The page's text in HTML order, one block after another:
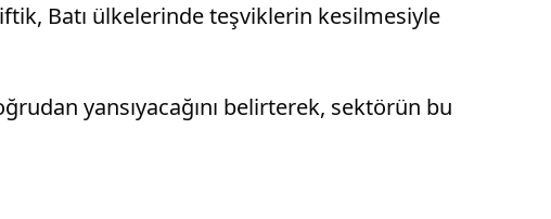
Batı ülkelerinde teşviklerin kesilmesiyle
yansıyacağını belirterek, sektörün bu